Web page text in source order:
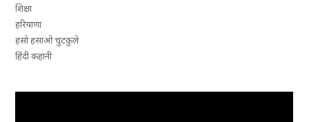
शिक्षा
हरियाणा
हसो हसाओ चुटकुले
हिंदी कहानी